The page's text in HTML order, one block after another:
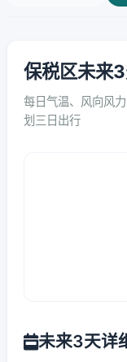
保税区未来
每日气温、风向风
划三日出行
未来3天详